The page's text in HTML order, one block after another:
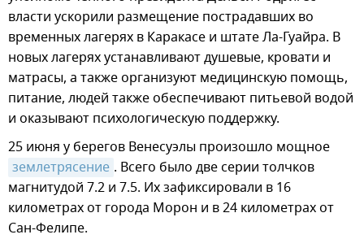
власти ускорили размещение пострадавших во
временных лагерях в Каракасе и штате Ла-Гуайра. В
новых лагерях устанавливают душевые, кровати и
матрасы, а также организуют медицинскую помощь,
питание, людей также обеспечивают питьевой водой
и оказывают психологическую поддержку.
25 июня у берегов Венесуэлы произошло мощное
землетрясение . Всего было две серии толчков
магнитудой 7.2 и 7.5. Их зафиксировали в 16
километрах от города Морон и в 24 километрах от
Сан-Фелипе.